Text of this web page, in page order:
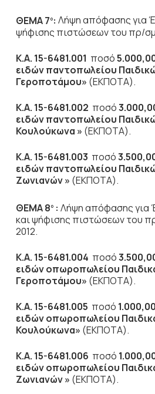
ΘΕΜΑ 7ο: Λήψη απόφασης για
ψήφισης πιστώσεων του πρ/
K.A. 15-6481.001 ποσό
ειδών παντοπωλείου
Γεροποτάμου» (ΕΚΠΟΤΑ).
K.A. 15-6481.002 ποσό
ειδών παντοπωλείου
Κουλούκωνα » (ΕΚΠΟΤΑ).
K.A. 15-6481.003 ποσό
ειδών παντοπωλείου
Ζωνιανών » (ΕΚΠΟΤΑ).
ΘΕΜΑ 8ο: Λήψη απόφασης για
και ψήφισης πιστώσεων του
2012.
K.A. 15-6481.004 ποσό
ειδών οπωροπωλείου
Γεροποτάμου» (ΕΚΠΟΤΑ).
K.A. 15-6481.005 ποσό
ειδών οπωροπωλείου
Κουλούκωνα» (ΕΚΠΟΤΑ).
K.A. 15-6481.006 ποσό
ειδών οπωροπωλείου
Ζωνιανών » (ΕΚΠΟΤΑ).